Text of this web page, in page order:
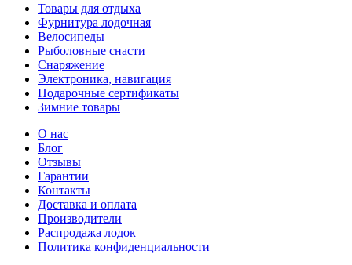
Товары для отдыха
Фурнитура лодочная
Велосипеды
Рыболовные снасти
Снаряжение
Электроника, навигация
Подарочные сертификаты
Зимние товары
О нас
Блог
Отзывы
Гарантии
Контакты
Доставка и оплата
Производители
Распродажа лодок
Политика конфиденциальности